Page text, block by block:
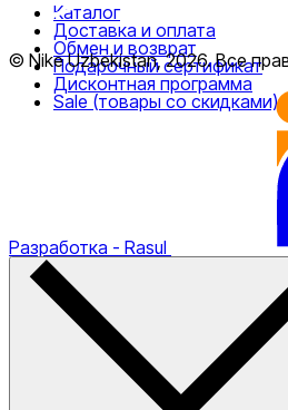
Каталог
Доставка и оплата
Обмен и возврат
Подарочный сертификат
Дисконтная программа
Sale (товары со скидками)
© Nike Uzbekistan,2026.Все
Разработка - Rasul